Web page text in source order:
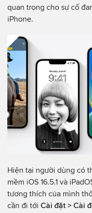
quan trọng cho sự cố
iPhone.
Hiện tại người dùng có
mềm iOS 16.5.1 và
tương thích của mình
cần đi tới Cài đặt > Cài